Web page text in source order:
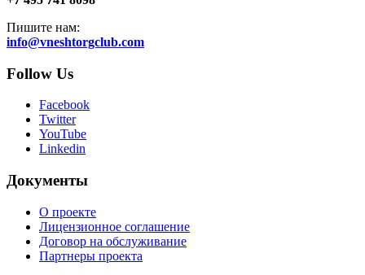
Пишите нам:
info@vneshtorgclub.com
Follow Us
Facebook
Twitter
YouTube
Linkedin
Документы
О проекте
Лицензионное соглашение
Договор на обслуживание
Партнеры проекта